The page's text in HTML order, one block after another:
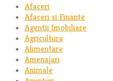
Afaceri
Afaceri si Finante
Agentii Imobiliare
Agricultura
Alimentare
Amenajari
Animale